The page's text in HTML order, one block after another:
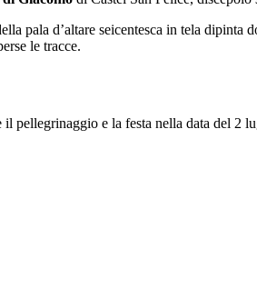
pala d’altare seicentesca in tela
le tracce.
pellegrinaggio e la festa nella data del